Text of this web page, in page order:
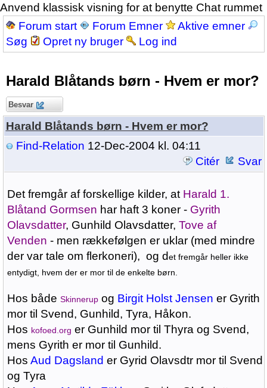
Anvend klassisk visning for at benytte Chat rummet
Forum start
Forum Emner
Aktive emner
Søg
Opret ny bruger Log ind
Harald Blåtands børn - Hvem er mor?
Besvar
Harald Blåtands børn - Hvem er mor?
Find-Relation 12-Dec-2004 kl. 04:11
Citér
Svar
Det fremgår af forskellige kilder, at Harald 1.
Blåtand Gormsen har haft 3 koner - Gyrith
Olavsdatter, Gunhild Olavsdatter, Tove af
Venden - men rækkefølgen er uklar (med mindre
der var tale om flerkoneri), og det fremgår heller ikke
entydigt, hvem der er mor til de enkelte børn.
Hos både Skinnerupog Birgit Holst Jensen er Gyrith
mor til Svend, Gunhild, Tyra, Håkon.
Hos kofoed.org er Gunhild mor til Thyra og Svend,
mens Gyrith er mor til Gunhild.
Hos Aud Dagsland er Gyrid Olavsdtr mor til Svend
og Tyra